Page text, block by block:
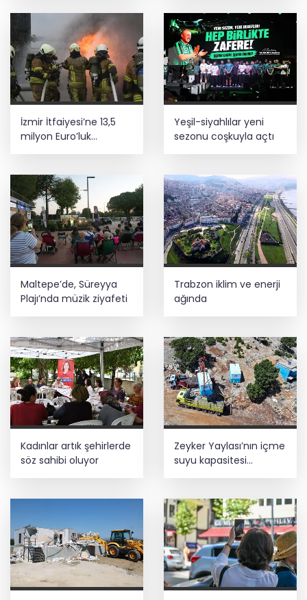
İzmir İtfaiyesi’ne 13,5
milyon Euro’luk
teknoloji yatırımı
Yeşil-siyahlılar yeni
sezonu coşkuyla açtı
Maltepe’de, Süreyya
Plajı’nda müzik ziyafeti
Trabzon iklim ve enerji
ağında
Kadınlar artık şehirlerde
söz sahibi oluyor
Zeyker Yaylası’nın içme
suyu kapasitesi